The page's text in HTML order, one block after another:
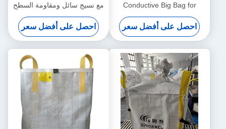
Conductive Big Bag for
Supply Chain Management
احصل على أفضل سعر
مع نسيج سائل ومقاومة السطح
احصل على أفضل سعر